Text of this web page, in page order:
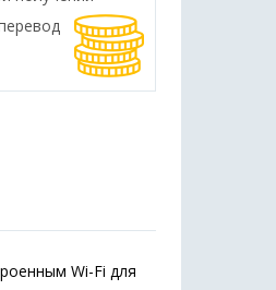
Wi-Fi для